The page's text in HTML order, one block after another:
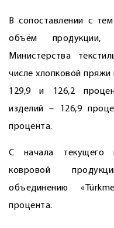
В сопоставлении с
объём продукции,
Министерства
числе хлопковой пряжи
129,9 и 126,2
изделий – 126,9
процента.
С начала текущего
ковровой
объединению
процента.